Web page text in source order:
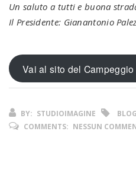
Un saluto a tutti e buona
Il Presidente: Gianantonio
Vai al sito del
BY: STUDIOIMAGINE
COMMENTS: NESSUN